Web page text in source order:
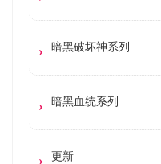
暗黑破坏神系列
暗黑血统系列
更新